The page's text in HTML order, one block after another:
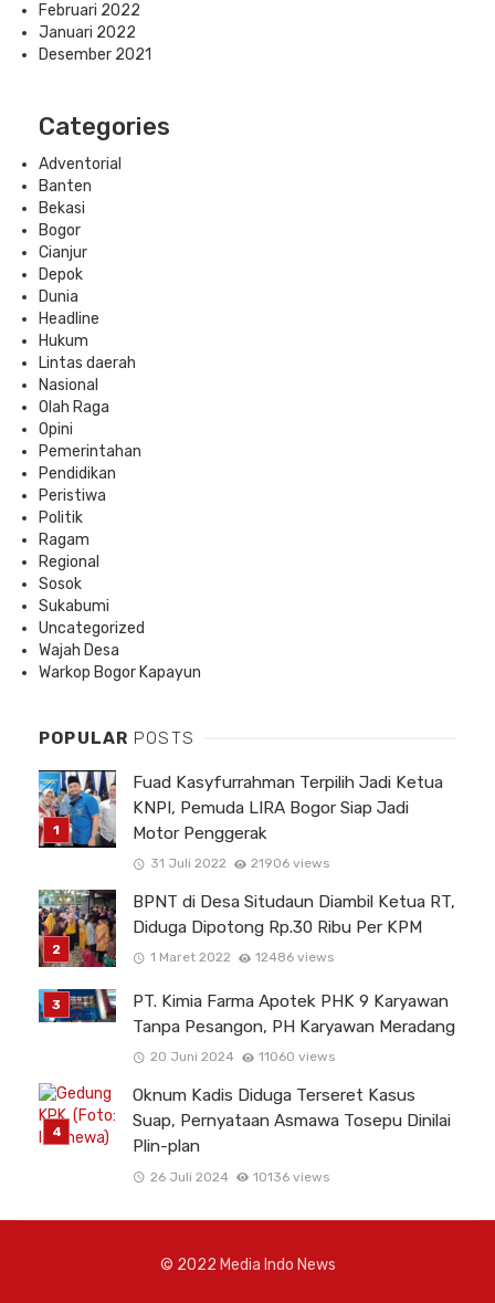
Februari 2022
Januari 2022
Desember 2021
Categories
Adventorial
Banten
Bekasi
Bogor
Cianjur
Depok
Dunia
Headline
Hukum
Lintas daerah
Nasional
Olah Raga
Opini
Pemerintahan
Pendidikan
Peristiwa
Politik
Ragam
Regional
Sosok
Sukabumi
Uncategorized
Wajah Desa
Warkop Bogor Kapayun
POPULAR POSTS
Fuad Kasyfurrahman Terpilih Jadi Ketua
KNPI, Pemuda LIRA Bogor Siap Jadi
Motor Penggerak
31 Juli 2022 21906 views
BPNT di Desa Situdaun Diambil Ketua RT,
Diduga Dipotong Rp.30 Ribu Per KPM
1 Maret 2022 12486 views
PT. Kimia Farma Apotek PHK 9 Karyawan
Tanpa Pesangon, PH Karyawan Meradang
20 Juni 2024 11060 views
Oknum Kadis Diduga Terseret Kasus
Suap, Pernyataan Asmawa Tosepu Dinilai
Plin-plan
26 Juli 2024 10136 views
© 2022 Media Indo News